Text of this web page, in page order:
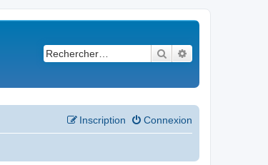
Rechercher
Connexion
Inscription